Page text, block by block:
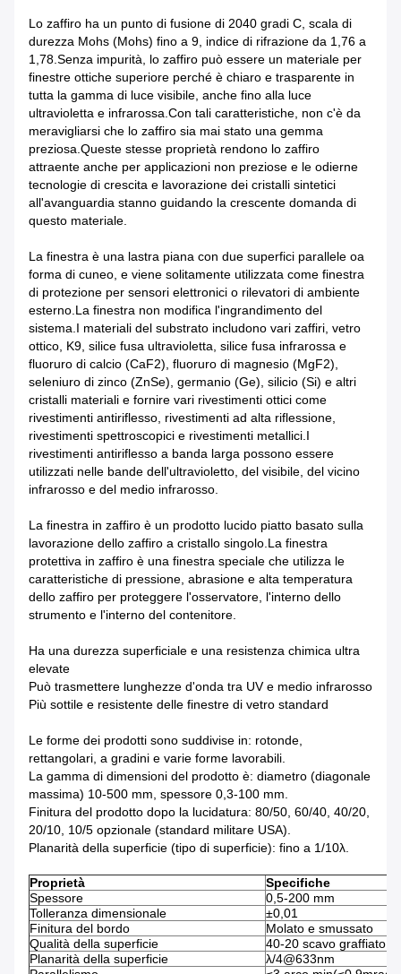
Lo zaffiro ha un punto di fusione di 2040 gradi C, scala di
durezza Mohs (Mohs) fino a 9, indice di rifrazione da 1,76 a
1,78.Senza impurità, lo zaffiro può essere un materiale per
finestre ottiche superiore perché è chiaro e trasparente in
tutta la gamma di luce visibile, anche fino alla luce
ultravioletta e infrarossa.Con tali caratteristiche, non c'è da
meravigliarsi che lo zaffiro sia mai stato una gemma
preziosa.Queste stesse proprietà rendono lo zaffiro
attraente anche per applicazioni non preziose e le odierne
tecnologie di crescita e lavorazione dei cristalli sintetici
all'avanguardia stanno guidando la crescente domanda di
questo materiale.
La finestra è una lastra piana con due superfici parallele oa
forma di cuneo, e viene solitamente utilizzata come finestra
di protezione per sensori elettronici o rilevatori di ambiente
esterno.La finestra non modifica l'ingrandimento del
sistema.I materiali del substrato includono vari zaffiri, vetro
ottico, K9, silice fusa ultravioletta, silice fusa infrarossa e
fluoruro di calcio (CaF2), fluoruro di magnesio (MgF2),
seleniuro di zinco (ZnSe), germanio (Ge), silicio (Si) e altri
cristalli materiali e fornire vari rivestimenti ottici come
rivestimenti antiriflesso, rivestimenti ad alta riflessione,
rivestimenti spettroscopici e rivestimenti metallici.I
rivestimenti antiriflesso a banda larga possono essere
utilizzati nelle bande dell'ultravioletto, del visibile, del vicino
infrarosso e del medio infrarosso.
La finestra in zaffiro è un prodotto lucido piatto basato sulla
lavorazione dello zaffiro a cristallo singolo.La finestra
protettiva in zaffiro è una finestra speciale che utilizza le
caratteristiche di pressione, abrasione e alta temperatura
dello zaffiro per proteggere l'osservatore, l'interno dello
strumento e l'interno del contenitore.
Ha una durezza superficiale e una resistenza chimica ultra
elevate
Può trasmettere lunghezze d'onda tra UV e medio infrarosso
Più sottile e resistente delle finestre di vetro standard
Le forme dei prodotti sono suddivise in: rotonde,
rettangolari, a gradini e varie forme lavorabili.
La gamma di dimensioni del prodotto è: diametro (diagonale
massima) 10-500 mm, spessore 0,3-100 mm.
Finitura del prodotto dopo la lucidatura: 80/50, 60/40, 40/20,
20/10, 10/5 opzionale (standard militare USA).
Planarità della superficie (tipo di superficie): fino a 1/10λ.
Proprietà
Specifiche
Spessore
0,5-200 mm
Tolleranza dimensionale
±0,01
Finitura del bordo
Molato e smussato
Qualità della superficie
40-20 scavo graffiato
Planarità della superficie
λ/4@633nm